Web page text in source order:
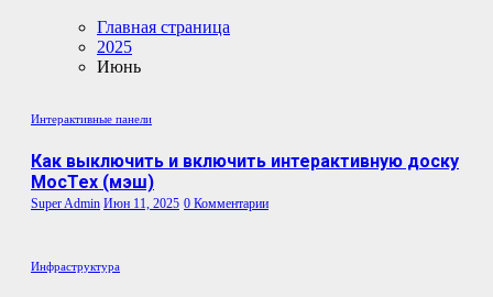
Главная страница
2025
Июнь
Интерактивные панели
Как выключить и включить интерактивную доску
МосТех (мэш)
Super Admin Июн 11, 2025 0 Комментарии
Инфраструктура